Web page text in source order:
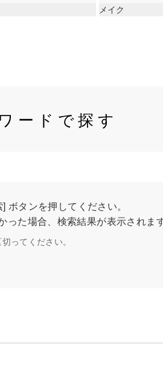
メイク
ードで探す
ボタンを押してください。
った場合、検索結果が表示されま
ってください。